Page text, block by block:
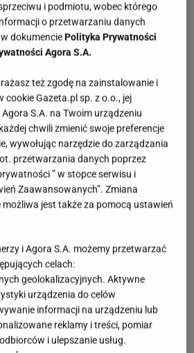
4 lipca spędzali Jennifer
metabolizmu
sposób produkty
warzywa owoce, zboża, jaja
i podmiotu, wobec którego
o przetwarzaniu danych
dokumenciePolityka Prywatności
Agora S.A.
też zgodę na zainstalowanie i
cookie Gazeta.pl sp. z o.o., jej
S.A. na Twoim urządzeniu
chwili zmienić swoje preferencje
wywołując narzędzie do zarządzania
przetwarzania danych poprzez
” w stopce serwisu i
Zaawansowanych”. Zmiana
jest także za pomocą ustawień
i Agora S.A. możemy przetwarzać
celach:
geolokalizacyjnych. Aktywne
urządzenia do celów
informacji na urządzeniu lub
reklamy i treści, pomiar
i ulepszanie usług.